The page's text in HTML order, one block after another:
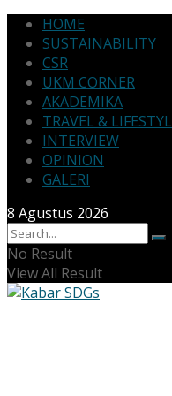
HOME
SUSTAINABILITY
CSR
UKM CORNER
AKADEMIKA
TRAVEL &
INTERVIEW
OPINION
GALERI
8 Agustus 2026
No Result
View All Result